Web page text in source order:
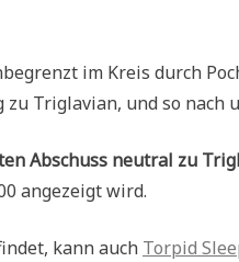
im Kreis durch
Triglavian, und so nach
Abschuss neutral zu
angezeigt wird.
kann auch Torpid